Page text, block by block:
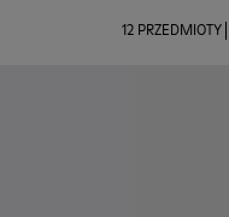
12 PRZEDMIOTY